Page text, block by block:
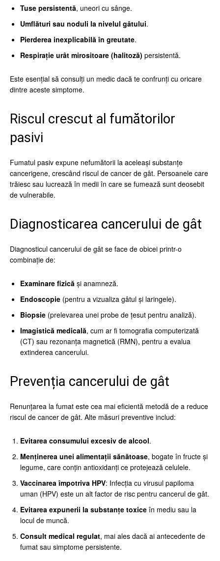
Tuse persistentă, uneori cu sânge.
Umflături sau noduli la nivelul gâtului.
Pierderea inexplicabilă în greutate.
Respirație urât mirositoare (halitoză) persistentă.
Este esențial să consulți un medic dacă te confrunți cu oricare
dintre aceste simptome.
Riscul crescut al fumătorilor
pasivi
Fumatul pasiv expune nefumătorii la aceleași substanțe
cancerigene, crescând riscul de cancer de gât. Persoanele care
trăiesc sau lucrează în medii în care se fumează sunt deosebit
de vulnerabile.
Diagnosticarea cancerului de gât
Diagnosticul cancerului de gât se face de obicei printr-o
combinație de:
Examinare fizică și anamneză.
Endoscopie (pentru a vizualiza gâtul și laringele).
Biopsie (prelevarea unei probe de țesut pentru analiză).
Imagistică medicală, cum ar fi tomografia computerizată
(CT) sau rezonanța magnetică (RMN), pentru a evalua
extinderea cancerului.
Prevenția cancerului de gât
Renunțarea la fumat este cea mai eficientă metodă de a reduce
riscul de cancer de gât. Alte măsuri preventive includ:
Evitarea consumului excesiv de alcool.
Menținerea unei alimentații sănătoase, bogate în fructe și
legume, care conțin antioxidanți ce protejează celulele.
Vaccinarea împotriva HPV: Infecția cu virusul papiloma
uman (HPV) este un alt factor de risc pentru cancerul de gât.
Evitarea expunerii la substanțe toxice în mediu sau la
locul de muncă.
Consult medical regulat, mai ales dacă ai antecedente de
fumat sau simptome persistente.